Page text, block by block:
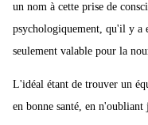
un nom à cette prise de
psychologiquement, qu'il y a
seulement valable pour la
L'idéal étant de trouver un
en bonne santé, en